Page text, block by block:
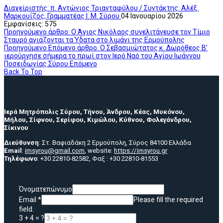
Διαχείριστής: π. Αντώνιος Τριανταφύλου / Συντάκτης: Αλέξ.
Μαρκουΐζος, Γραμματέας Ι. Μ. Σύρου 04 Ιανουαρίου 2026
Εμφανίσεις: 575
Προηγούμενο άρθρο: Ο Άγιος Νικόλαος συνελιτάνευσε τον Τίμιο
Σταυρό αγιάζονται τα Ύδατα στο λιμάνι της Ερμούπολης
Προηγούμενο Επόμενο άρθρο: Ο Σεβασμιώτατος κ. Δωρόθεος Β’
ιερούργησε σήμερα το πρωί στον Ιερό Ναό του Αγίου Ιωάννου
Ποσειδωνίας Σύρου Επόμενο
Back To Top
Ιερά Μητρόπολις Σύρου, Τήνου, Άνδρου, Κέας, Μυκόνου,
Μήλου, Σίφνου, Σερίφου, Κιμώλου, Κύθνου, Φολεγάνδρου,
Σίκινου
Διεύθυνση: Στ. Βαφιαδάκη 2 Ερμούπολη, Σύρος 84100 Ελλάδα
Email : imsyrou@gmail.com, website: https://imsyrou.gr
Τηλέφωνο: +30 22810-82582, Φαξ : +30 22810-81553
Όνοματεπώνυμο
Email *
Please fill the required
field.
3 + 4 = ?